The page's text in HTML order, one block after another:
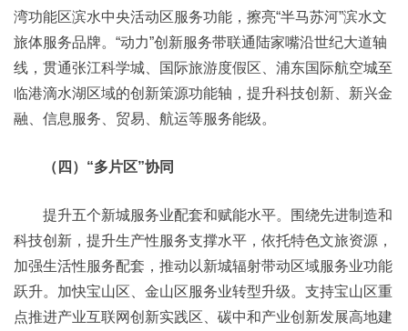
湾功能区滨水中央活动区服务功能，擦亮“半马苏河”滨水文
旅体服务品牌。“动力”创新服务带联通陆家嘴沿世纪大道轴
线，贯通张江科学城、国际旅游度假区、浦东国际航空城至
临港滴水湖区域的创新策源功能轴，提升科技创新、新兴金
融、信息服务、贸易、航运等服务能级。
（四）“多片区”协同
提升五个新城服务业配套和赋能水平。围绕先进制造和
科技创新，提升生产性服务支撑水平，依托特色文旅资源，
加强生活性服务配套，推动以新城辐射带动区域服务业功能
跃升。加快宝山区、金山区服务业转型升级。支持宝山区重
点推进产业互联网创新实践区、碳中和产业创新发展高地建